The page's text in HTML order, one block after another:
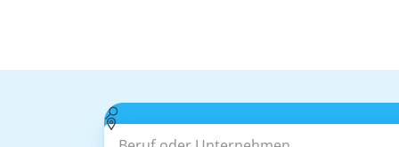
Beruf oder Unternehmen